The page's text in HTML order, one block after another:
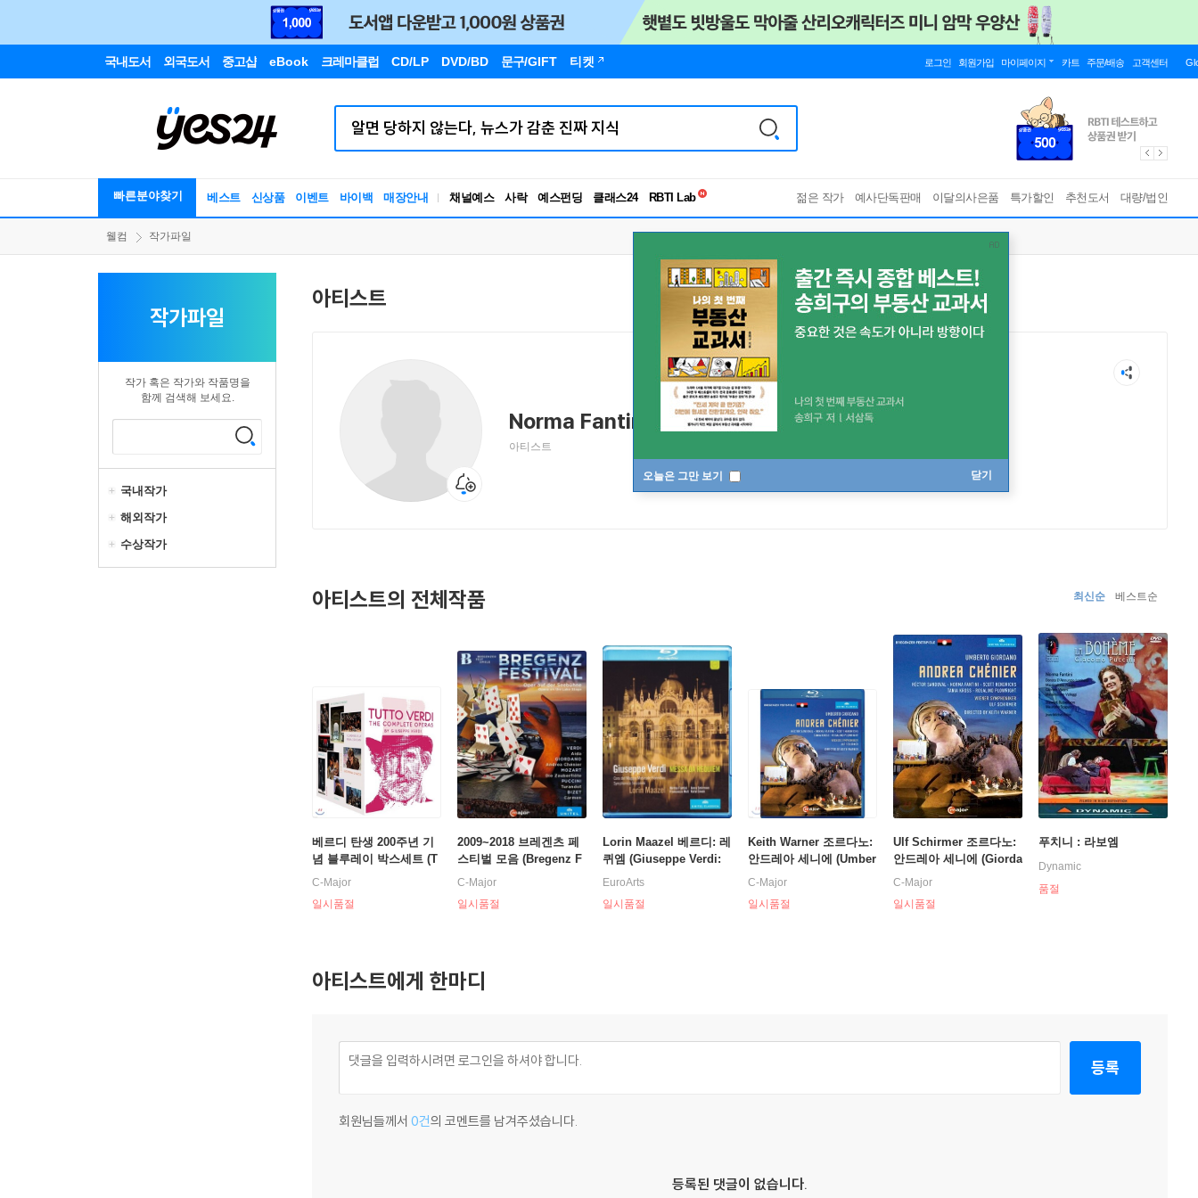
국내도서 외국도서 중고샵 eBook 크레마클럽 CD/LP DVD/BD 문구/GIFT 티켓 로그인 회원가입 마이페이지 카트 주문/배송 고객센터
빠른분야찾기 베스트 신상품 이벤트 바이백 매장안내 채널예스 사락 예스펀딩 클래스24
RBTI Lab
독서유형검사
젊은 작가 예사단독판매 이달의사은품 특가할인 추천도서 대량/법인
오늘은 그만 보기 닫기
웰컴 작가파일
작가파일
작가 혹은 작가와 작품명을
함께 검색해 보세요.
국내작가
해외작가
수상작가
아티스트
Norma Fantini
노르마 판티니
아티스트
아티스트의 전체작품 최신순 베스트순
베르디 탄생 200주년 기
념 블루레이 박스세트 (T
utto Verdi The Complet
ays]
C-Major
일시품절
2009~2018 브레겐츠 페
스티벌 모음 (Bregenz F
estival - Opera on the L
C-Major
일시품절
Lorin Maazel 베르디: 레
퀴엠 (Giuseppe Verdi:
Requiem)
EuroArts
일시품절
Keith Warner 조르다노:
안드레아 세니에 (Umber
to Giordano: Andrea C
C-Major
일시품절
Ulf Schirmer 조르다노:
안드레아 세니에 (Giorda
no : Andrea Chernier -
C-Major
일시품절
푸치니 : 라보엠
Dynamic
품절
아티스트에게 한마디
등록
회원님들께서 0건의 코멘트를 남겨주셨습니다.
등록된 댓글이 없습니다.